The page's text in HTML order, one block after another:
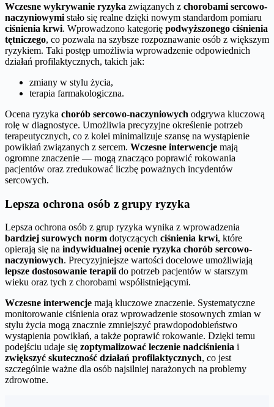
Wczesne wykrywanie ryzyka związanych z chorobami sercowo-
naczyniowymi stało się realne dzięki nowym standardom pomiaru
ciśnienia krwi. Wprowadzono kategorię podwyższonego ciśnienia
tętniczego, co pozwala na szybsze rozpoznawanie osób z większym
ryzykiem. Taki postęp umożliwia wprowadzenie odpowiednich
działań profilaktycznych, takich jak:
zmiany w stylu życia,
terapia farmakologiczna.
Ocena ryzyka chorób sercowo-naczyniowych odgrywa kluczową
rolę w diagnostyce. Umożliwia precyzyjne określenie potrzeb
terapeutycznych, co z kolei minimalizuje szansę na wystąpienie
powikłań związanych z sercem. Wczesne interwencje mają
ogromne znaczenie — mogą znacząco poprawić rokowania
pacjentów oraz zredukować liczbę poważnych incydentów
sercowych.
Lepsza ochrona osób z grupy ryzyka
Lepsza ochrona osób z grup ryzyka wynika z wprowadzenia
bardziej surowych norm dotyczących ciśnienia krwi, które
opierają się na indywidualnej ocenie ryzyka chorób sercowo-
naczyniowych. Precyzyjniejsze wartości docelowe umożliwiają
lepsze dostosowanie terapii do potrzeb pacjentów w starszym
wieku oraz tych z chorobami współistniejącymi.
Wczesne interwencje mają kluczowe znaczenie. Systematyczne
monitorowanie ciśnienia oraz wprowadzenie stosownych zmian w
stylu życia mogą znacznie zmniejszyć prawdopodobieństwo
wystąpienia powikłań, a także poprawić rokowanie. Dzięki temu
podejściu udaje się zoptymalizować leczenie nadciśnienia i
zwiększyć skuteczność działań profilaktycznych, co jest
szczególnie ważne dla osób najsilniej narażonych na problemy
zdrowotne.